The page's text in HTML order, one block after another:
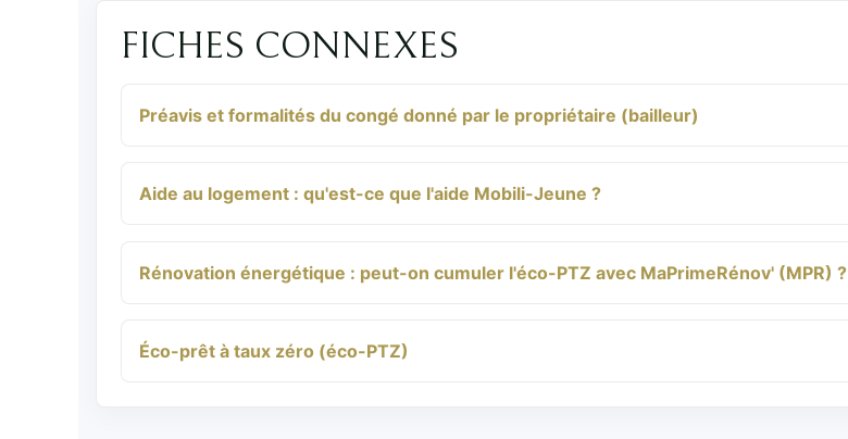
FICHES CONNEXES
Préavis et formalités du congé donné par le propriétaire (bailleur)
Aide au logement : qu'est-ce que l'aide Mobili-Jeune ?
Rénovation énergétique : peut-on cumuler l'éco-PTZ avec MaPrimeRénov' (MPR) ?
Éco-prêt à taux zéro (éco-PTZ)